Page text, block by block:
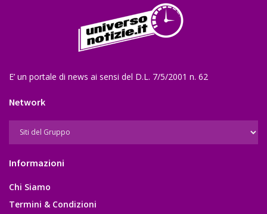
E’ un portale di news ai sensi del D.L. 7/5/2001 n. 62
Network
Informazioni
Chi Siamo
Termini & Condizioni